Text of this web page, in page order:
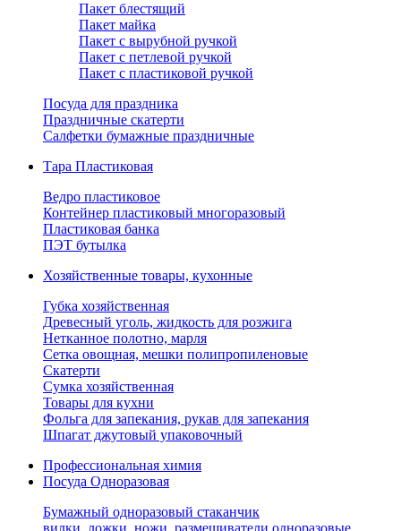
Пакет блестящий
Пакет майка
Пакет с вырубной ручкой
Пакет с петлевой ручкой
Пакет с пластиковой ручкой
Посуда для праздника
Праздничные скатерти
Салфетки бумажные праздничные
Тара Пластиковая
Ведро пластиковое
Контейнер пластиковый многоразовый
Пластиковая банка
ПЭТ бутылка
Хозяйственные товары, кухонные
Губка хозяйственная
Древесный уголь, жидкость для розжига
Нетканное полотно, марля
Сетка овощная, мешки полипропиленовые
Скатерти
Сумка хозяйственная
Товары для кухни
Фольга для запекания, рукав для запекания
Шпагат джутовый упаковочный
Профессиональная химия
Посуда Одноразовая
Бумажный одноразовый стаканчик
вилки, ложки, ножи, размешиватели одноразовые